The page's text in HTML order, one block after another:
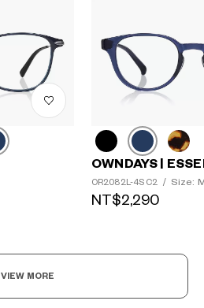
OWNDAYS |
OR2082L-4S C2 / Size:
NT$2,290
VIEW MORE